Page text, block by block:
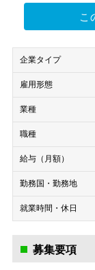
こ
企業タイプ
雇用形態
業種
職種
給与（月額）
勤務国・勤務地
就業時間・休日
募集要項